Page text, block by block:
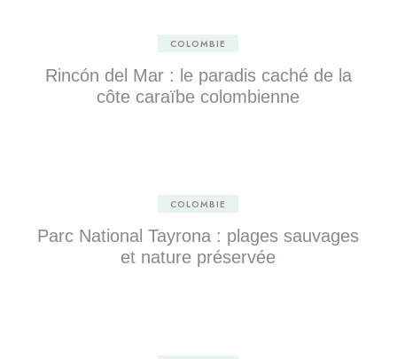
COLOMBIE
Rincón del Mar : le paradis caché de la
côte caraïbe colombienne
COLOMBIE
Parc National Tayrona : plages sauvages
et nature préservée